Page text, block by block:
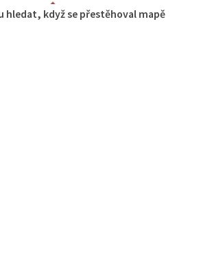
hledat, když se přestěhoval mapě